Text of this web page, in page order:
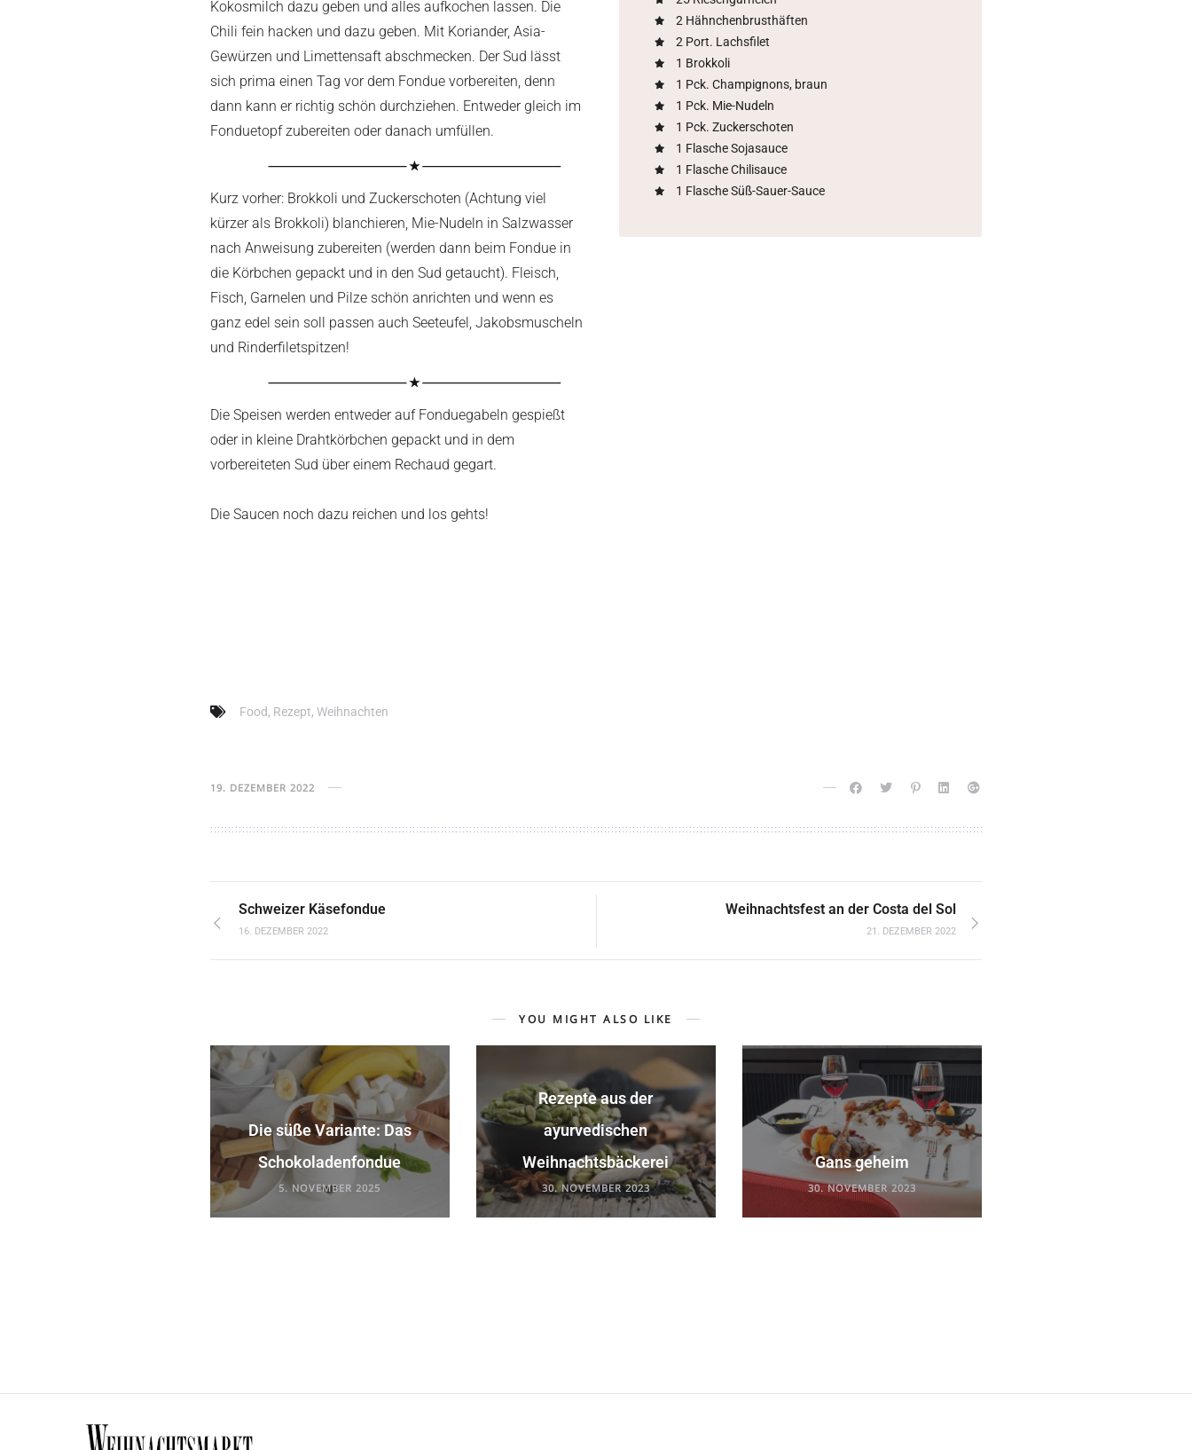
Kokosmilch dazu geben und alles aufkochen lassen. Die
Chili fein hacken und dazu geben. Mit Koriander, Asia-
Gewürzen und Limettensaft abschmecken. Der Sud lässt
sich prima einen Tag vor dem Fondue vorbereiten, denn
dann kann er richtig schön durchziehen. Entweder gleich im
Fonduetopf zubereiten oder danach umfüllen.
Kurz vorher: Brokkoli und Zuckerschoten (Achtung viel
kürzer als Brokkoli) blanchieren, Mie-Nudeln in Salzwasser
nach Anweisung zubereiten (werden dann beim Fondue in
die Körbchen gepackt und in den Sud getaucht). Fleisch,
Fisch, Garnelen und Pilze schön anrichten und wenn es
ganz edel sein soll passen auch Seeteufel, Jakobsmuscheln
und Rinderfiletspitzen!
Die Speisen werden entweder auf Fonduegabeln gespießt
oder in kleine Drahtkörbchen gepackt und in dem
vorbereiteten Sud über einem Rechaud gegart.
Die Saucen noch dazu reichen und los gehts!
2 Hähnchenbrusthäften
2 Port. Lachsfilet
1 Brokkoli
1 Pck. Champignons, braun
1 Pck. Mie-Nudeln
1 Pck. Zuckerschoten
1 Flasche Sojasauce
1 Flasche Chilisauce
1 Flasche Süß-Sauer-Sauce
Food, Rezept, Weihnachten
19. DEZEMBER 2022
Schweizer Käsefondue
16. DEZEMBER 2022
Weihnachtsfest an der Costa del Sol
21. DEZEMBER 2022
YOU MIGHT ALSO LIKE
Die süße Variante: Das
Schokoladenfondue
5. NOVEMBER 2025
Rezepte aus der
ayurvedischen
Weihnachtsbäckerei
30. NOVEMBER 2023
Gans geheim
30. NOVEMBER 2023